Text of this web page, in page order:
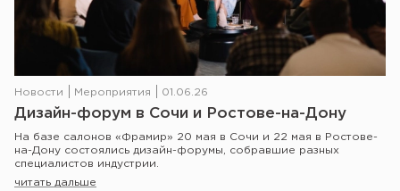
Новости Мероприятия 01.06.26
Дизайн-форум в Сочи и Ростове-на-Дону
На базе салонов «Фрамир» 20 мая в Сочи и 22 мая в Ростове-
на-Дону состоялись дизайн-форумы, собравшие разных
специалистов индустрии.
читать дальше